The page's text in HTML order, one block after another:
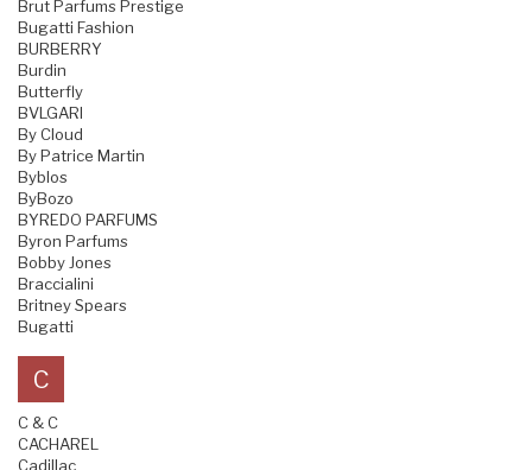
Brut Parfums Prestige
Bugatti Fashion
BURBERRY
Burdin
Butterfly
BVLGARI
By Cloud
By Patrice Martin
Byblos
ByBozo
BYREDO PARFUMS
Byron Parfums
Bobby Jones
Braccialini
Britney Spears
Bugatti
C
C & C
CACHAREL
Cadillac